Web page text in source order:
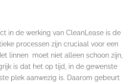
in de werking van CleanLease is de
processen zijn cruciaal voor een
linnen moet niet alleen schoon zijn,
is dat het op tijd, in de gewenste
plek aanwezig is. Daarom gebeurt